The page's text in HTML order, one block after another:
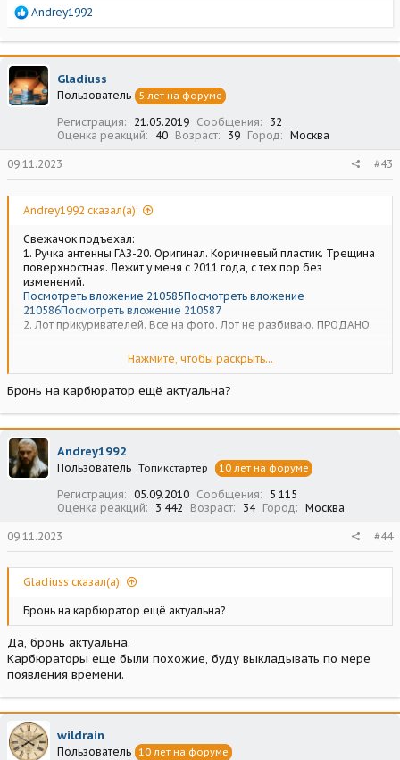
Р
а
к
ц
и
и
Andrey1992
Gladiuss
Пользователь 5 лет на форуме
Регистрация 21.05.2019 Сообщения
32
Оценка реакций
40 Возраст 39 Город Москва
09.11.2023 #43
Andrey1992 сказал(а):
Свежачок подъехал:
1. Ручка антенны ГАЗ-20. Оригинал. Коричневый пластик. Трещина
поверхностная. Лежит у меня с 2011 года, с тех пор без
изменений.
Посмотреть вложение 210585Посмотреть вложение
210586Посмотреть вложение 210587
2. Лот прикуривателей. Все на фото. Лот не разбиваю. ПРОДАНО.
3. Карбюратор К-22Е, комплектный. Был снят с моей машины, ибо
стал "делать нервы". Протекла прокладка под ГТЖ. Потом был
заброшен в долгий ящик. Жиклеры соответствуют, каноничный
Посмотреть вложение 210590
210591Посмотреть вложение 210592
210593Посмотреть вложение 210594
Нажмите, чтобы раскрыть...
Бронь на карбюратор ещё актуальна?
Andrey1992
Пользователь Топикстартер 10 лет на форуме
Регистрация 05.09.2010 Сообщения
5 115
Оценка реакций
3 442 Возраст 34 Город Москва
09.11.2023 #44
Gladiuss сказал(а):
Бронь на карбюратор ещё актуальна?
Да, бронь актуальна.
Карбюраторы еще были похожие, буду выкладывать по мере
появления времени.
wildrain
Пользователь 10 лет на форуме